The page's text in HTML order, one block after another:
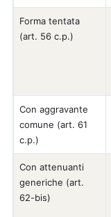
Forma tentata
(art. 56 c.p.)
Con aggravante
comune (art. 61
c.p.)
Con attenuanti
generiche (art.
62-bis)